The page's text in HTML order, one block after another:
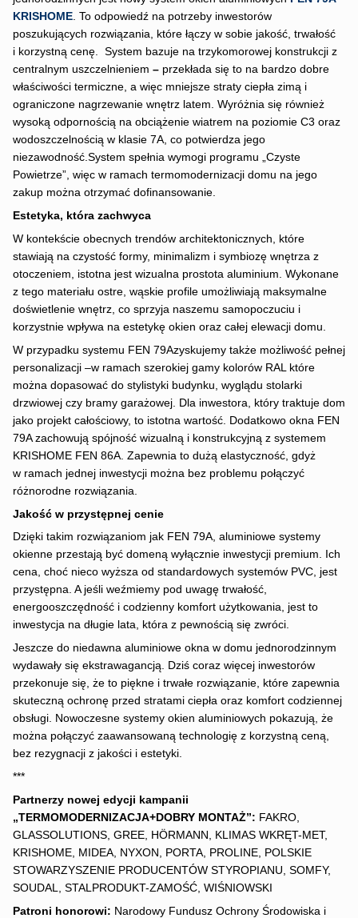
KRISHOME. To odpowiedź na potrzeby inwestorów
poszukujących rozwiązania, które łączy w sobie jakość, trwałość
i korzystną cenę. System bazuje na trzykomorowej konstrukcji z
centralnym uszczelnieniem – przekłada się to na bardzo dobre
właściwości termiczne, a więc mniejsze straty ciepła zimą i
ograniczone nagrzewanie wnętrz latem. Wyróżnia się również
wysoką odpornością na obciążenie wiatrem na poziomie C3 oraz
wodoszczelnością w klasie 7A, co potwierdza jego
niezawodność.System spełnia wymogi programu „Czyste
Powietrze”, więc w ramach termomodernizacji domu na jego
zakup można otrzymać dofinansowanie.
Estetyka, która zachwyca
W kontekście obecnych trendów architektonicznych, które
stawiają na czystość formy, minimalizm i symbiozę wnętrza z
otoczeniem, istotna jest wizualna prostota aluminium. Wykonane
z tego materiału ostre, wąskie profile umożliwiają maksymalne
doświetlenie wnętrz, co sprzyja naszemu samopoczuciu i
korzystnie wpływa na estetykę okien oraz całej elewacji domu.
W przypadku systemu FEN 79Azyskujemy także możliwość pełnej
personalizacji –w ramach szerokiej gamy kolorów RAL które
można dopasować do stylistyki budynku, wyglądu stolarki
drzwiowej czy bramy garażowej. Dla inwestora, który traktuje dom
jako projekt całościowy, to istotna wartość. Dodatkowo okna FEN
79A zachowują spójność wizualną i konstrukcyjną z systemem
KRISHOME FEN 86A. Zapewnia to dużą elastyczność, gdyż
w ramach jednej inwestycji można bez problemu połączyć
różnorodne rozwiązania.
Jakość w przystępnej cenie
Dzięki takim rozwiązaniom jak FEN 79A, aluminiowe systemy
okienne przestają być domeną wyłącznie inwestycji premium. Ich
cena, choć nieco wyższa od standardowych systemów PVC, jest
przystępna. A jeśli weźmiemy pod uwagę trwałość,
energooszczędność i codzienny komfort użytkowania, jest to
inwestycja na długie lata, która z pewnością się zwróci.
Jeszcze do niedawna aluminiowe okna w domu jednorodzinnym
wydawały się ekstrawagancją. Dziś coraz więcej inwestorów
przekonuje się, że to piękne i trwałe rozwiązanie, które zapewnia
skuteczną ochronę przed stratami ciepła oraz komfort codziennej
obsługi. Nowoczesne systemy okien aluminiowych pokazują, że
można połączyć zaawansowaną technologię z korzystną ceną,
bez rezygnacji z jakości i estetyki.
***
Partnerzy nowej edycji kampanii
„TERMOMODERNIZACJA+DOBRY MONTAŻ”: FAKRO,
GLASSOLUTIONS, GREE, HÖRMANN, KLIMAS WKRĘT-MET,
KRISHOME, MIDEA, NYXON, PORTA, PROLINE, POLSKIE
STOWARZYSZENIE PRODUCENTÓW STYROPIANU, SOMFY,
SOUDAL, STALPRODUKT-ZAMOŚĆ, WIŚNIOWSKI
Patroni honorowi: Narodowy Fundusz Ochrony Środowiska i